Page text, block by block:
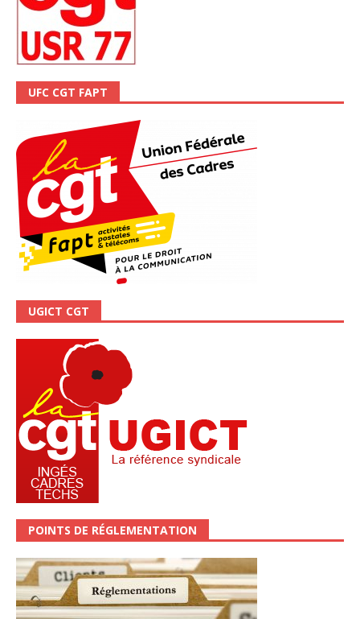
UFC CGT FAPT
UGICT CGT
POINTS DE RÉGLEMENTATION